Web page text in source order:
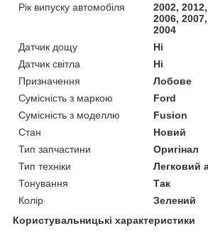
Рік випуску автомобіля
2002,
2006,
2004
Датчик дощу
Ні
Датчик світла
Ні
Призначення
Лобове
Сумісність з маркою
Ford
Сумісність з моделлю
Fusion
Стан
Новий
Тип запчастини
Оригінал
Тип техніки
Легковий
Тонування
Так
Колір
Зелений
Користувальницькі характеристики